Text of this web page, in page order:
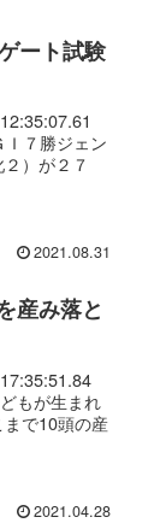
ート試験
７勝ジェン
）が２７
2021.08.31
産み落と
もが生まれ
で10頭の産
2021.04.28